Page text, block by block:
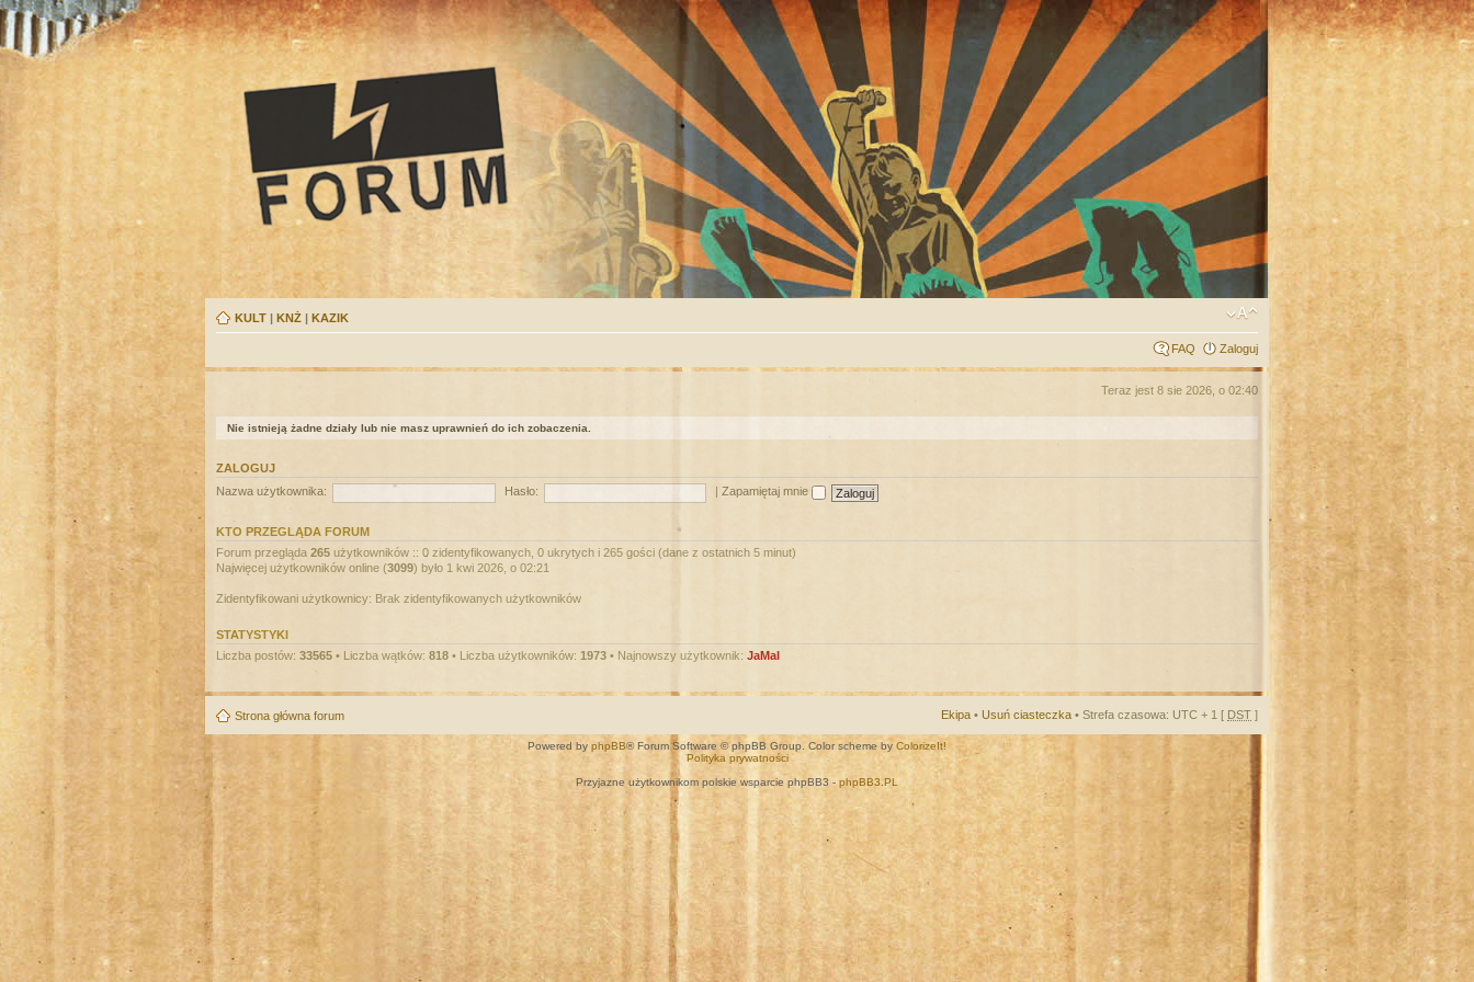
KULT | KNŻ | KAZIK
FAQ Zaloguj
Teraz jest 8 sie 2026, o 02:40
Nie istnieją żadne działy lub nie masz uprawnień do ich zobaczenia.
ZALOGUJ
Nazwa użytkownika:
Hasło: Zapamiętaj mnie
KTO PRZEGLĄDA FORUM
Forum przegląda 265 użytkowników :: 0 zidentyfikowanych, 0 ukrytych i 265 gości (dane z ostatnich 5 minut)
Najwięcej użytkowników online (3099) było 1 kwi 2026, o 02:21
Zidentyfikowani użytkownicy: Brak zidentyfikowanych użytkowników
STATYSTYKI
Liczba postów: 33565 • Liczba wątków: 818 • Liczba użytkowników: 1973 • Najnowszy użytkownik: JaMal
Strona główna forum Ekipa • Usuń ciasteczka • Strefa czasowa: UTC + 1 [ DST ]
Powered by phpBB® Forum Software © phpBB Group. Color scheme by ColorizeIt!
Polityka prywatności
Przyjazne użytkownikom polskie wsparcie phpBB3 - phpBB3.PL